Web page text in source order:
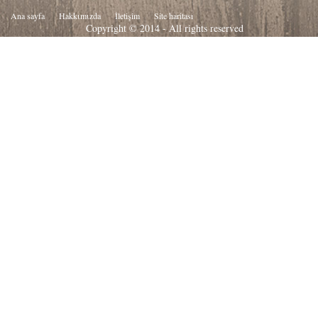
Ana sayfa Hakkιmιzda İletişim Site haritası
Copyright © 2014 - All rights reserved